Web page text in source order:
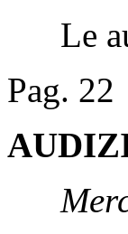
Le
Pag. 22